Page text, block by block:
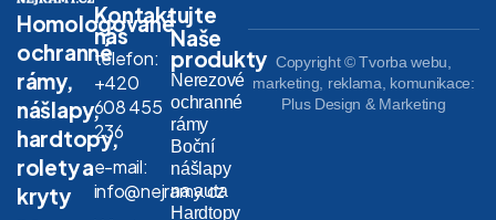
Homologované
ochranné
rámy,
nášlapy,
hardtopy,
rolety a
kryty
Kontaktujte
nás
telefon:
+420
608 455
236
e-mail:
info@nejramy.cz
Naše
produkty
Nerezové
ochranné
rámy
Boční
nášlapy
na auta
Hardtopy
Copyright © Tvorba webu,
marketing, reklama, komunikace:
Plus Design & Marketing